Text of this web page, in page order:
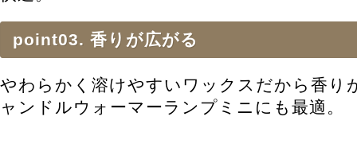
point03. 香りが広がる
やわらかく溶けやすいワックスだから香り
ャンドルウォーマーランプミニにも最適。